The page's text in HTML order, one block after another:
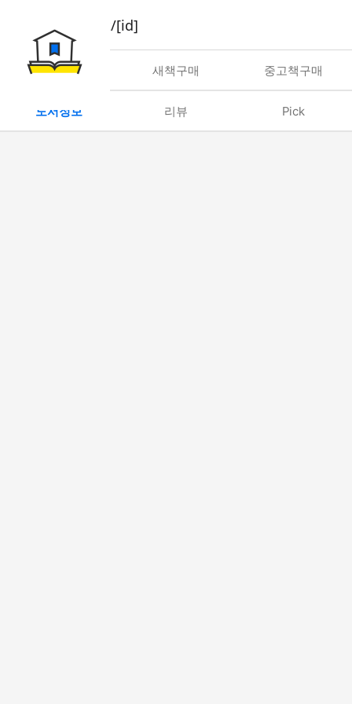
book/rent/[id]
대여 새책구매 중고책구매
도서정보 리뷰 Pick